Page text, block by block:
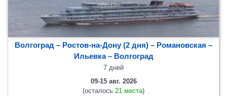
Волгоград – Ростов-на-Дону (2 дня) – Романовская –
Ильевка – Волгоград
7 дней
09-15 авг. 2026
(осталось 21 места)